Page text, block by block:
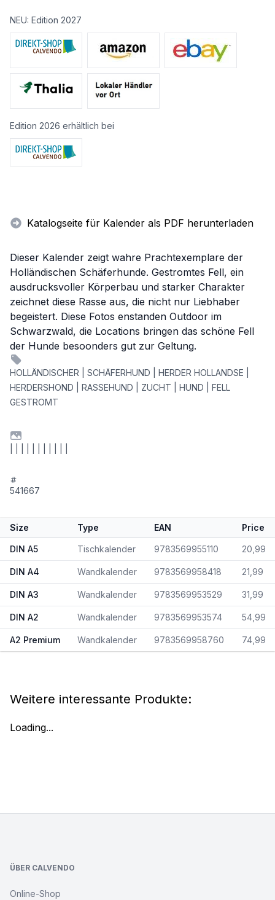
NEU: Edition 2027
Edition 2026 erhältlich bei
Katalogseite für Kalender als PDF herunterladen
Dieser Kalender zeigt wahre Prachtexemplare der
Holländischen Schäferhunde. Gestromtes Fell, ein
ausdrucksvoller Körperbau und starker Charakter
zeichnet diese Rasse aus, die nicht nur Liebhaber
begeistert. Diese Fotos enstanden Outdoor im
Schwarzwald, die Locations bringen das schöne Fell
der Hunde besoonders gut zur Geltung.
HOLLÄNDISCHER | SCHÄFERHUND | HERDER HOLLANDSE |
HERDERSHOND | RASSEHUND | ZUCHT | HUND | FELL
GESTROMT
541667
Size Type EAN Price
DIN A5 Tischkalender 9783569955110 20,99
DIN A4 Wandkalender 9783569958418 21,99
DIN A3 Wandkalender 9783569953529 31,99
DIN A2 Wandkalender 9783569953574 54,99
A2 Premium Wandkalender 9783569958760 74,99
Weitere interessante Produkte:
Loading...
ÜBER CALVENDO
Online-Shop